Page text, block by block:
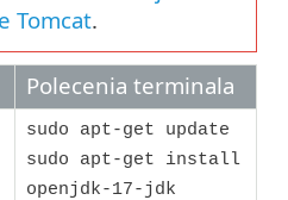
Tomcat.
Polecenia terminala
sudo apt-get update
sudo apt-get install
openjdk-17-jdk